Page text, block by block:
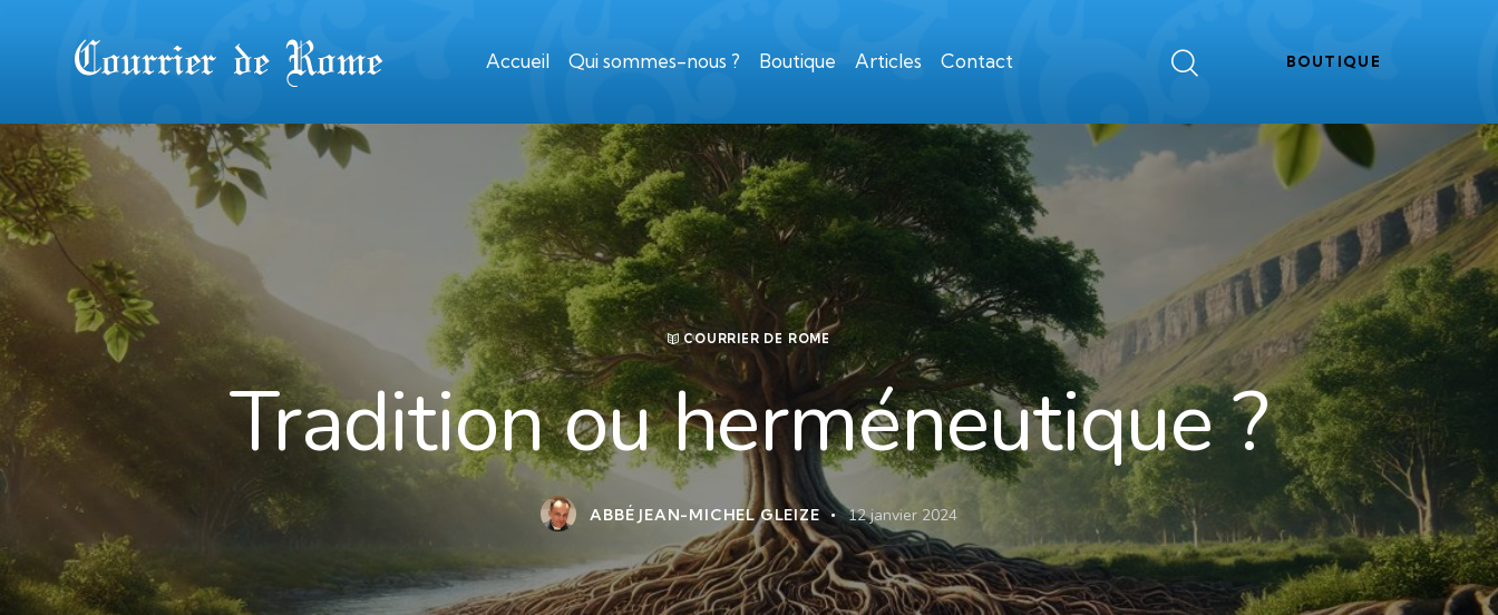
Accueil Qui sommes-nous ? Boutique Articles Contact BOUTIQUE
COURRIER DE ROME
Tradition ou herméneutique ?
ABBÉ JEAN-MICHEL GLEIZE 12 janvier 2024